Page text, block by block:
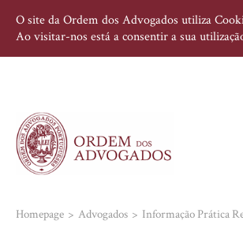
O site da Ordem dos Advogados utiliza
Ao visitar-nos está a consentir a sua
Homepage Advogados Informação Prática